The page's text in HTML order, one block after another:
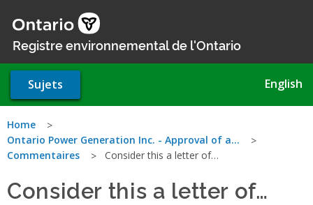
au
contenu
Registre environnemental de l'Ontario
Sujets English
Vous
êtes
ici
Home
Ontario Power Generation Inc. - Approval of a…
Commentaires
Consider this a letter of…
Consider this a letter of…